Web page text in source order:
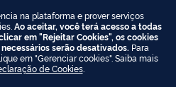
na plataforma e prover serviços
Ao aceitar, você terá acesso a todas
em "Rejeitar Cookies", os cookies
serão desativados. Para
em "Gerenciar cookies". Saiba mais
de Cookies.